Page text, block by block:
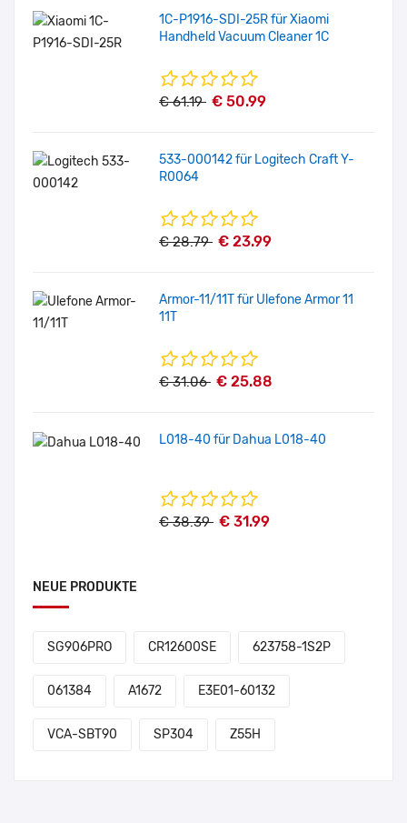
1C-P1916-SDI-25R für Xiaomi
Handheld Vacuum Cleaner 1C
€ 61.19 € 50.99
533-000142 für Logitech Craft Y-
R0064
€ 28.79 € 23.99
Armor-11/11T für Ulefone Armor 11
11T
€ 31.06 € 25.88
L018-40 für Dahua L018-40
€ 38.39 € 31.99
NEUE PRODUKTE
SG906PRO CR12600SE 623758-1S2P
061384 A1672 E3E01-60132
VCA-SBT90 SP304 Z55H